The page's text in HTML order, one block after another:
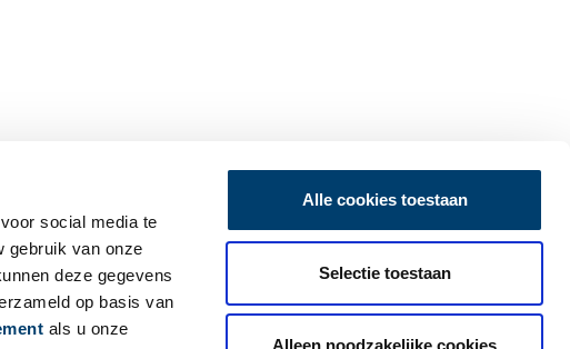
social media te
gebruik van onze
deze gegevens
op basis van
als u onze
Alle cookies toestaan
Selectie toestaan
Alleen noodzakelijke cookies